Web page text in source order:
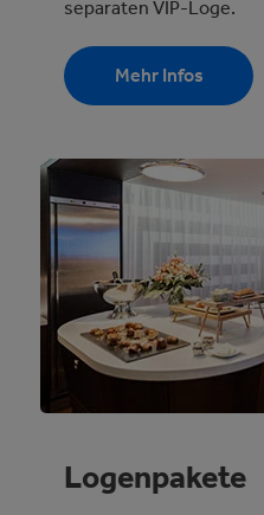
separaten VIP-Loge.
Mehr Infos
Logenpakete